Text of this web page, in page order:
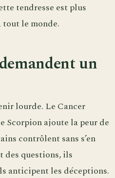
tendresse est plus
tout le monde.
un
lourde. Le Cancer
Scorpion ajoute la peur de
contrôlent sans s’en
des questions, ils
anticipent les déceptions.